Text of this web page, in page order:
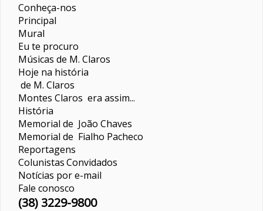
Conheça-nos
Principal
Mural
Eu te procuro
Músicas de M. Claros
Hoje na história
de M. Claros
Montes Claros era assim...
História
Memorial de João Chaves
Memorial de Fialho Pacheco
Reportagens
ColunistasConvidados
Notícias por e-mail
Fale conosco
(38) 3229-9800